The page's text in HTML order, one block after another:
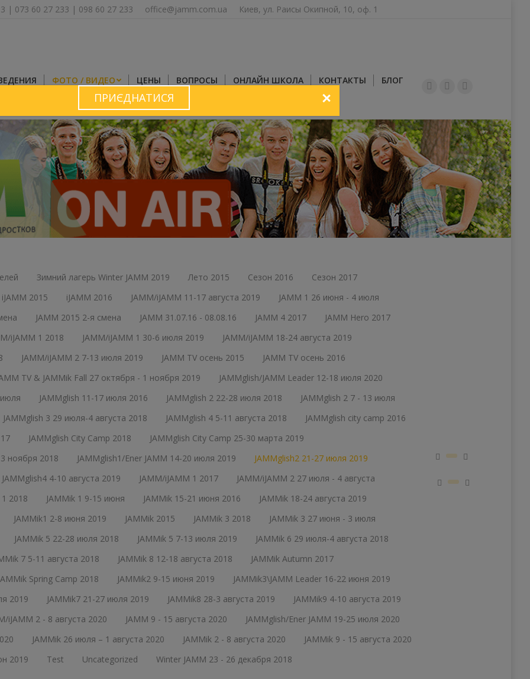
| 073 60 27 233 | 098 60 27 233 office@jamm.com.ua Киев, ул. Раисы Окипной, 10, оф. 1
ФОТО / ВИДЕО ЦЕНЫ ВОПРОСЫ ОНЛАЙН ШКОЛА КОНТАКТЫ БЛОГ
YouTube
Facebook
Instagram
Зимний лагерь Winter JAMM 2019 Лето 2015 Сезон 2016
Сезон 2017
iJAMM 2015
iJAMM 2016 JAMM/iJAMM 11-17 августа 2019
JAMM 1 26 июня - 4 июля
JAMM 2015 2-я смена JAMM 31.07.16 - 08.08.16 JAMM 4 2017
JAMM Hero 2017
iJAMM 1 2018
JAMM/iJAMM 1 30-6 июля 2019
JAMM/iJAMM 18-24 августа 2019
JAMM/iJAMM 2 7-13 июля 2019 JAMM TV осень 2015
JAMM TV осень 2016
TV & JAMMik Fall 27 октября - 1 ноября 2019
JAMMglish/JAMM Leader 12-18 июля 2020
JAMMglish 11-17 июля 2016 JAMMglish 2 22-28 июля 2018
JAMMglish 2 7 - 13 июля
JAMMglish 3 29 июля-4 августа 2018
JAMMglish 4 5-11 августа 2018
JAMMglish city camp 2016
JAMMglish City Camp 2018
JAMMglish City Camp 25-30 марта 2019
ноября 2018
JAMMglish1/Ener JAMM 14-20 июля 2019
JAMMglish2 21-27 июля 2019
JAMMglish4 4-10 августа 2019
JAMM/iJAMM 1 2017
JAMM/iJAMM 2 27 июля - 4 августа
2018
JAMMik 1 9-15 июня JAMMik 15-21 июня 2016
JAMMik 18-24 августа 2019
JAMMik1 2-8 июня 2019
JAMMik 2015 JAMMik 3 2018
JAMMik 3 27 июня - 3 июля
JAMMik 5 22-28 июля 2018
JAMMik 5 7-13 июля 2019
JAMMik 6 29 июля-4 августа 2018
7 5-11 августа 2018
JAMMik 8 12-18 августа 2018
JAMMik Autumn 2017
Spring Camp 2018
JAMMik2 9-15 июня 2019
JAMMik3\JAMM Leader 16-22 июня 2019
2019
JAMMik7 21-27 июля 2019 JAMMik8 28-3 августа 2019
JAMMik9 4-10 августа 2019
iJAMM 2 - 8 августа 2020
JAMM 9 - 15 августа 2020
JAMMglish/Ener JAMM 19-25 июля 2020
JAMMik 26 июля – 1 августа 2020 JAMMik 2 - 8 августа 2020
JAMMik 9 - 15 августа 2020
2019
Test Uncategorized Winter JAMM 23 - 26 декабря 2018
ПРИЄДНАТИСЯ